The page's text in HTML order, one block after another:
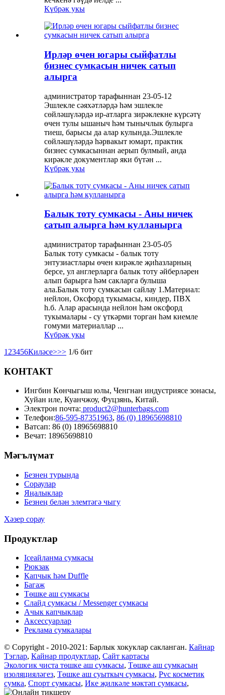
Күбрәк укы
Ирләр өчен югары сыйфатлы
бизнес сумкасын ничек сатып
алырга
администратор тарафыннан 23-05-12
Эшлекле сәяхәтләрдә һәм эшлекле
сөйләшүләрдә ир-атларга зирәклекне күрсәтү
өчен тулы ышаныч һәм тынычлык булырга
тиеш, барысы да алар кулында.Эшлекле
сөйләшүләрдә һәрвакыт юмарт, практик
бизнес сумкасыннан аерып булмый, анда
кирәкле документлар яки бүтән ...
Күбрәк укы
Балык тоту сумкасы - Аны ничек
сатып алырга һәм кулланырга
администратор тарафыннан 23-05-05
Балык тоту сумкасы - балык тоту
энтузиастлары өчен кирәкле җиһазларның
берсе, ул англерларга балык тоту әйберләрен
алып барырга һәм сакларга булыша
ала.Балык тоту сумкасын сайлау 1.Материал:
нейлон, Оксфорд тукымасы, киндер, ПВХ
һ.б. Алар арасында нейлон һәм оксфорд
тукымалары - су үткәрми торган һәм киемле
гомуми материаллар ...
Күбрәк укы
1 23456Киләсе>>> 1/6 бит
КОНТАКТ
Ингбин Көнчыгыш юлы, Ченгнан индустриясе зонасы,
Хуйан иле, Куанчжоу, Фуцзянь, Китай.
Электрон почта: product2@hunterbags.com
Телефон:86-595-87351963, 86 (0) 18965698810
Ватсап: 86 (0) 18965698810
Вечат: 18965698810
Мәгълүмат
Безнең турында
Сораулар
Яңалыклар
Безнең белән элемтәгә чыгу
Хәзер сорау
Продуктлар
Iceайланма сумкасы
Рюкзак
Капчык һәм Duffle
Багаж
Төшке аш сумкасы
Слайд сумкасы / Messenger сумкасы
Ачык капчыклар
Аксессуарлар
Реклама сумкалары
© Copyright - 2010-2021: Барлык хокуклар сакланган. Кайнар
Тэглар, Кайнар продуктлар, Сайт картасы
Экологик чиста төшке аш сумкасы, Төшке аш сумкасын
изоляцияләгез, Төшке аш суыткыч сумкасы, Pvc косметик
сумка, Спорт сумкасы, Ике җилкәле мәктәп сумкасы,